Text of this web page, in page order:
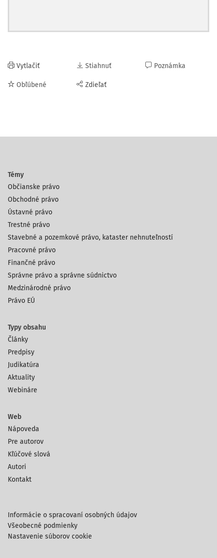
Vytlačiť
Obľúbené
Stiahnuť
Zdieľať
Poznámka
Témy
Občianske právo
Obchodné právo
Ústavné právo
Trestné právo
Stavebné a pozemkové právo, kataster nehnuteľností
Pracovné právo
Finančné právo
Správne právo a správne súdnictvo
Medzinárodné právo
Právo EÚ
Typy obsahu
Články
Predpisy
Judikatúra
Aktuality
Webináre
Web
Nápoveda
Pre autorov
Kľúčové slová
Autori
Kontakt
Informácie o spracovaní osobných údajov
Všeobecné podmienky
Nastavenie súborov cookie